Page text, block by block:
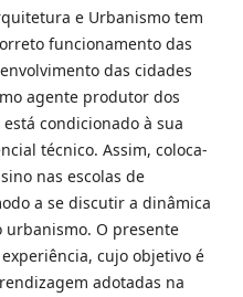
e Urbanismo tem
funcionamento das
das cidades
agente produtor dos
condicionado à sua
técnico. Assim, coloca-
nas escolas de
a se discutir a dinâmica
urbanismo. O presente
cujo objetivo é
adotadas na